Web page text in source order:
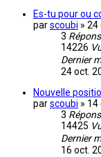
Es-tu pour ou
parscoubi » 24
3
14226
Dernier
24 oct.
Nouvelle
parscoubi » 14
3
14425
Dernier
16 oct.